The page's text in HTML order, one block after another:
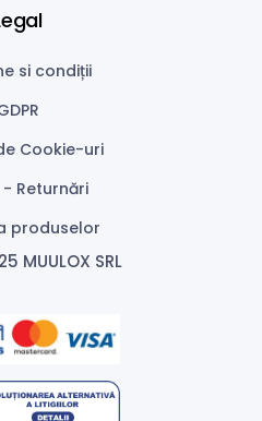
si condiții
Cookie-uri
- Returnări
produselor
MUULOX SRL